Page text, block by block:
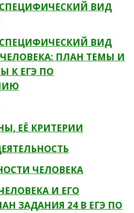
ВИД
ВИД
ПЛАН ТЕМЫ И
К ЕГЭ ПО
ЕЁ КРИТЕРИИ
ЧЕЛОВЕКА
И ЕГО
ЗАДАНИЯ 24 В ЕГЭ ПО